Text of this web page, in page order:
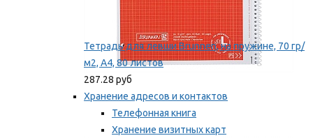
Тетрадь для левши Brunnen, на пружине, 70 гр/
м2, А4, 80 листов
287.28 руб
Хранение адресов и контактов
Телефонная книга
Хранение визитных карт